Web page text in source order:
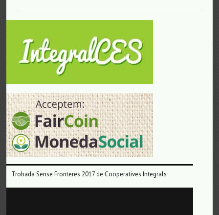
Trobada Sense Fronteres 2017 de Cooperatives Integrals